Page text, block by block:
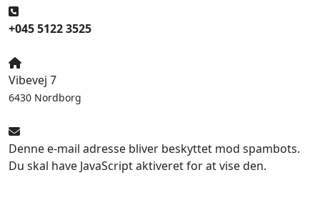
+045 5122 3525
Vibevej 7
6430 Nordborg
Denne e-mail adresse bliver beskyttet mod spambots.
Du skal have JavaScript aktiveret for at vise den.